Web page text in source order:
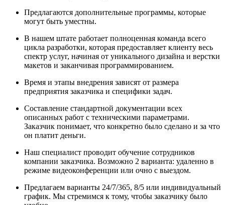
Предлагаются дополнительные программы, которые
могут быть уместны.
В нашем штате работает полноценная команда всего
цикла разработки, которая предоставляет клиенту весь
спектр услуг, начиная от уникального дизайна и верстки
макетов и заканчивая программированием.
Время и этапы внедрения зависят от размера
предприятия заказчика и специфики задач.
Составление стандартной документации всех
описанных работ с техническими параметрами.
Заказчик понимает, что конкретно было сделано и за что
он платит деньги.
Наш специалист проводит обучение сотрудников
компании заказчика. Возможно 2 варианта: удаленно в
режиме видеоконференции или очно с выездом.
Предлагаем варианты 24/7/365, 8/5 или индивидуальный
график. Мы стремимся к тому, чтобы заказчику было